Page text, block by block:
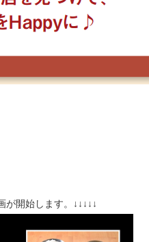
が開始します。↓↓↓↓↓